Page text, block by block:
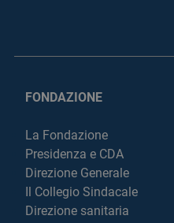
FONDAZIONE
La Fondazione
Presidenza e CDA
Direzione Generale
Il Collegio Sindacale
Direzione sanitaria